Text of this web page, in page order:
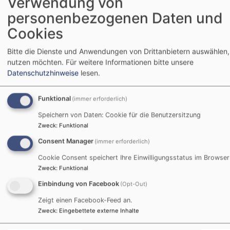
Facebook Widget
Inhalte von Facebook anzeigen?
Ja (einmalig)
Datenschutzeinstellungen verwalten
personenbezogenen Daten und
Cookies
Bitte die Dienste und Anwendungen von Drittanbietern
nutzen möchten. Für weitere Informationen bitte unsere
Datenschutzhinweise lesen.
Funktional (immer erforderlich)
Speichern von Daten: Cookie für die Benutzersitzung
Zweck: Funktional
Consent Manager (immer erforderlich)
Cookie Consent speichert Ihre Einwilligungsstatus im Browser
Zweck: Funktional
Einbindung von Facebook (Opt-Out)
Zeigt einen Facebook-Feed an.
Zweck: Eingebettete externe Inhalte